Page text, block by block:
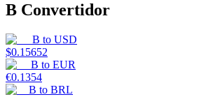
B Convertidor
B to USD
$0.15652
B to EUR
€0.1354
B to BRL